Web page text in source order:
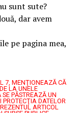
sunt sute?
dar avem
pe pagina mea,
7, MENŢIONEAZĂ CĂ
LA UNELE
PĂSTREAZĂ UN
PROTECŢIA DATELOR
ARTICOL